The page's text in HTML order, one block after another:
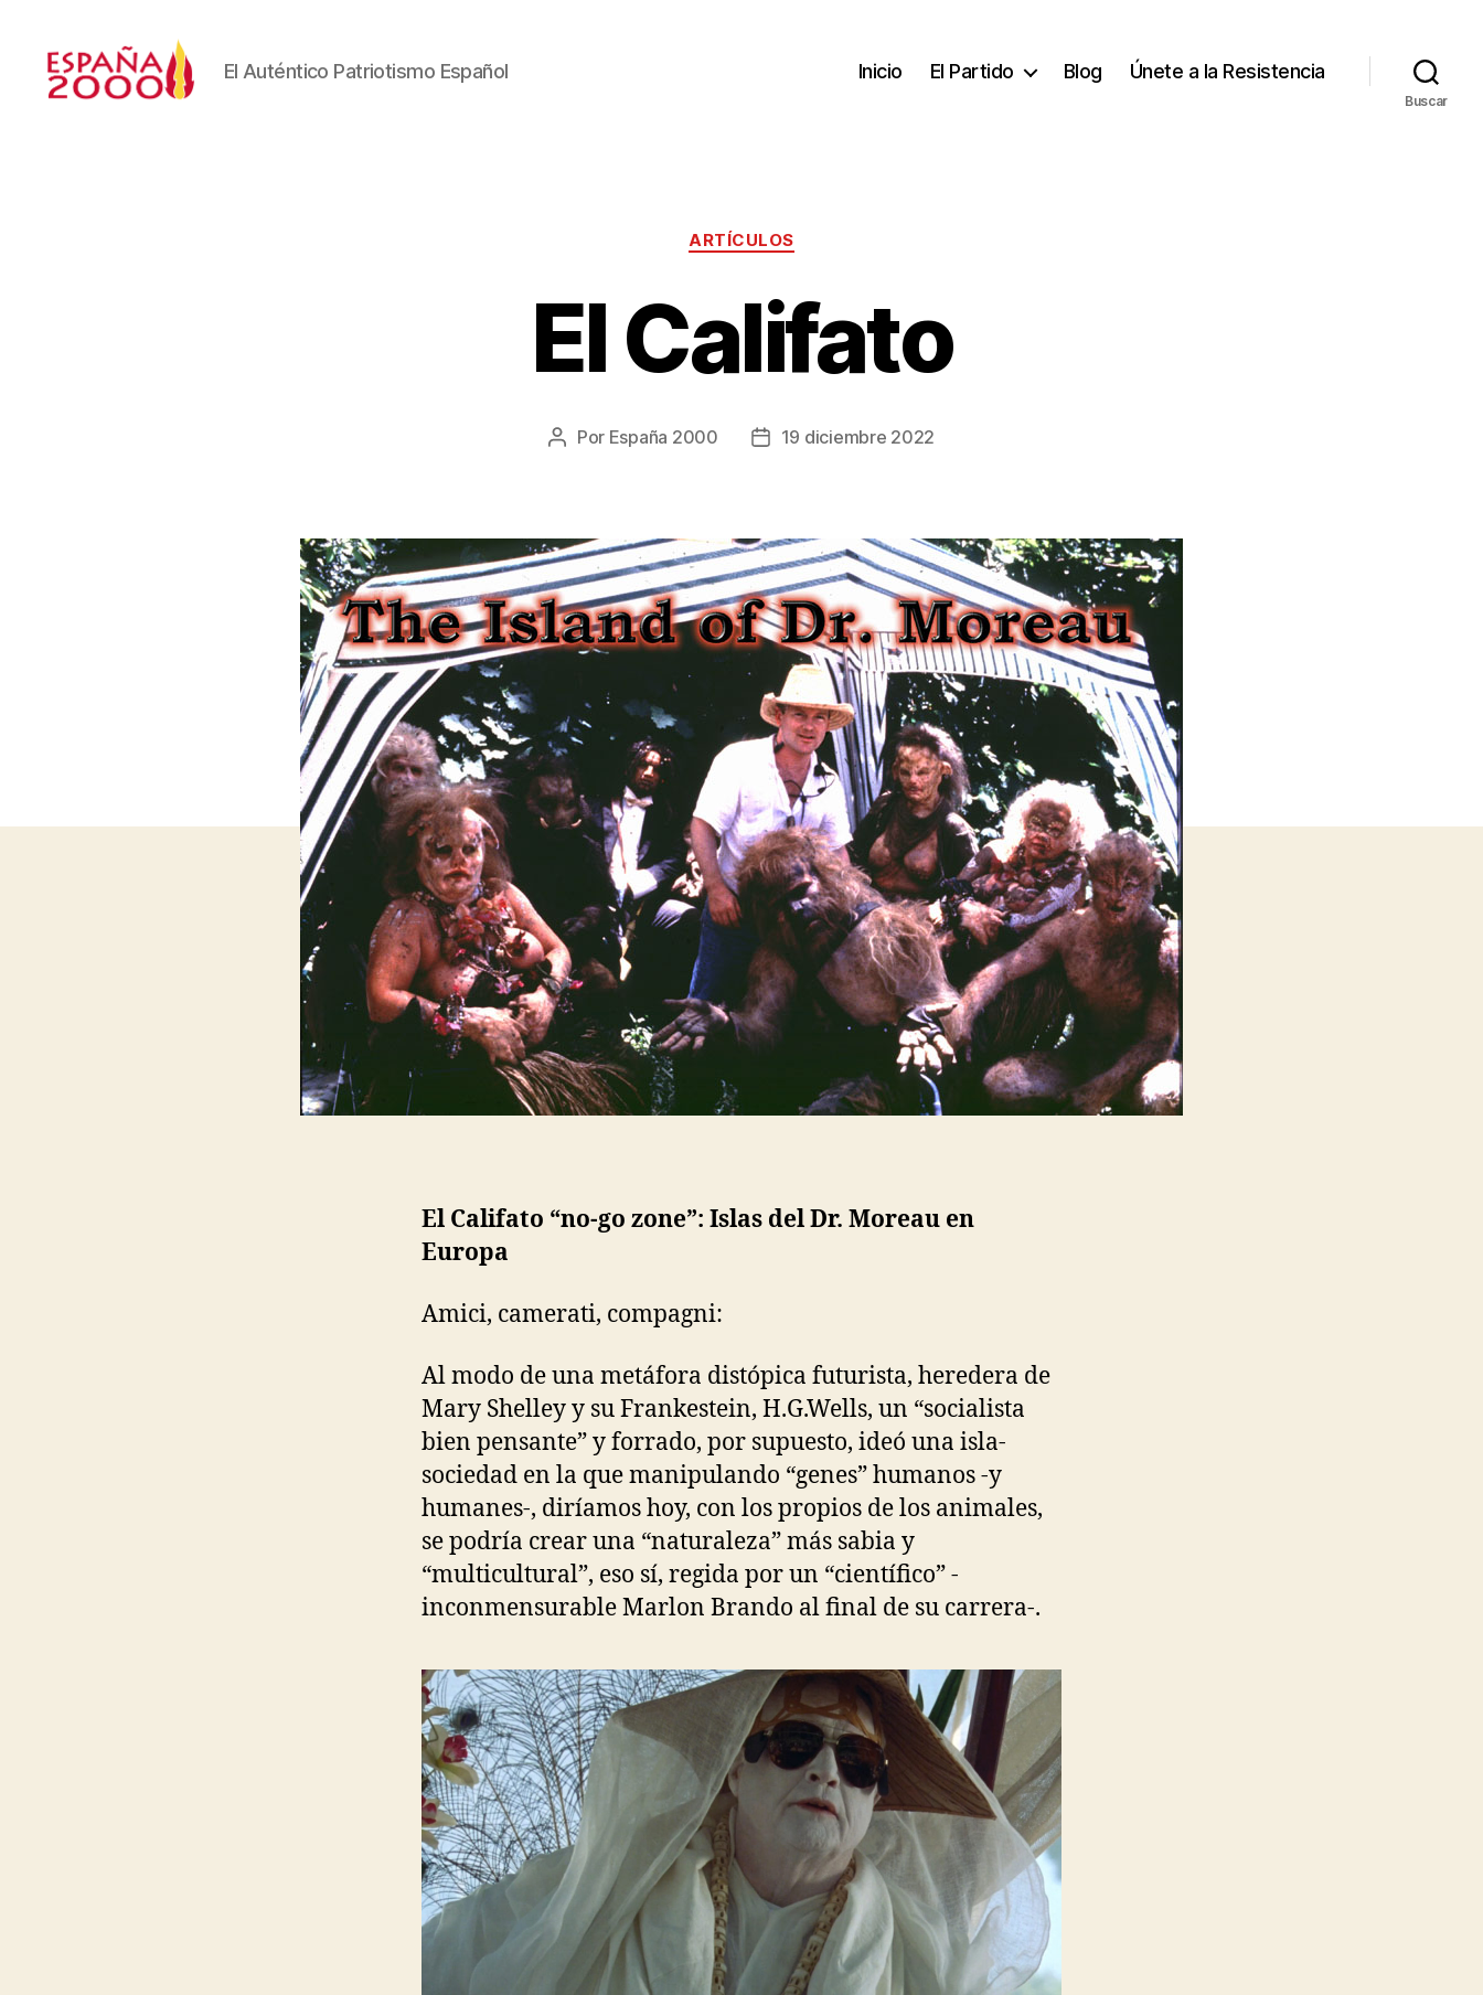
El Auténtico Patriotismo Español Inicio El Partido Blog Únete a la Resistencia
Buscar
ARTÍCULOS
El Califato
Por España 2000 19 diciembre 2022
El Califato “no-go zone”: Islas del Dr. Moreau en
Europa
Amici, camerati, compagni:
Al modo de una metáfora distópica futurista, heredera de
Mary Shelley y su Frankestein, H.G.Wells, un “socialista
bien pensante” y forrado, por supuesto, ideó una isla-
sociedad en la que manipulando “genes” humanos -y
humanes-, diríamos hoy, con los propios de los animales,
se podría crear una “naturaleza” más sabia y
“multicultural”, eso sí, regida por un “científico” -
inconmensurable Marlon Brando al final de su carrera-.